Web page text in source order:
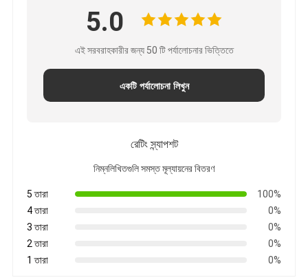
5.0
এই সরবরাহকারীর জন্য 50 টি পর্যালোচনার ভিত্তিতে
একটি পর্যালোচনা লিখুন
রেটিং স্ন্যাপশট
নিম্নলিখিতগুলি সমস্ত মূল্যায়নের বিতরণ
5 তারা
100%
4 তারা
0%
3 তারা
0%
2 তারা
0%
1 তারা
0%